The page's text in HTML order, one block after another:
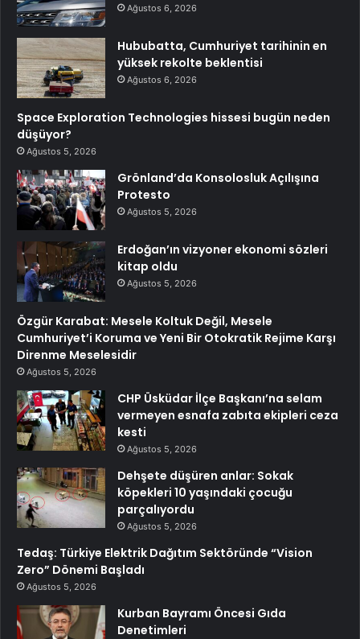
Ağustos 6, 2026
Hububatta, Cumhuriyet tarihinin en
yüksek rekolte beklentisi
Ağustos 6, 2026
Space Exploration Technologies hissesi bugün neden
düşüyor?
Ağustos 5, 2026
Grönland’da Konsolosluk Açılışına
Protesto
Ağustos 5, 2026
Erdoğan’ın vizyoner ekonomi sözleri
kitap oldu
Ağustos 5, 2026
Özgür Karabat: Mesele Koltuk Değil, Mesele
Cumhuriyet’i Koruma ve Yeni Bir Otokratik Rejime Karşı
Direnme Meselesidir
Ağustos 5, 2026
CHP Üsküdar İlçe Başkanı’na selam
vermeyen esnafa zabıta ekipleri ceza
kesti
Ağustos 5, 2026
Dehşete düşüren anlar: Sokak
köpekleri 10 yaşındaki çocuğu
parçalıyordu
Ağustos 5, 2026
Tedaş: Türkiye Elektrik Dağıtım Sektöründe “Vision
Zero” Dönemi Başladı
Ağustos 5, 2026
Kurban Bayramı Öncesi Gıda
Denetimleri